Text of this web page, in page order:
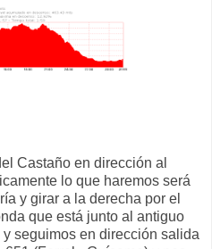
Castaño en dirección al
lo que haremos será
y girar a la derecha por el
que está junto al antiguo
y seguimos en dirección salida